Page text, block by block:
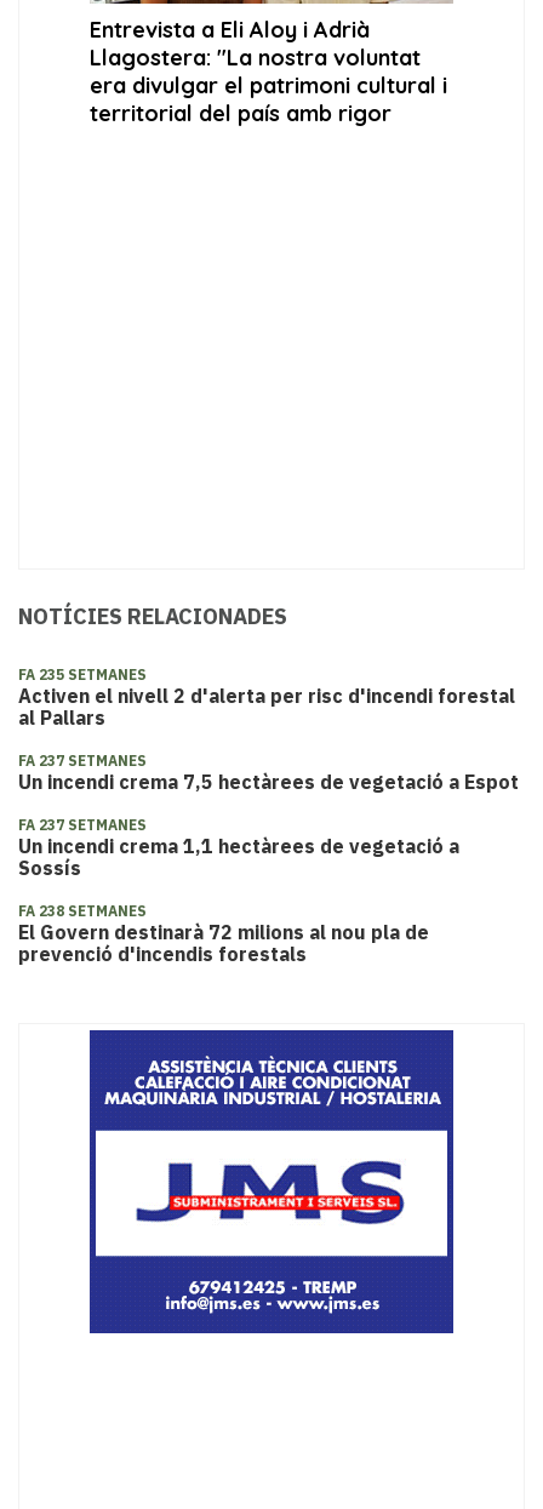
NOTÍCIES RELACIONADES
FA 235 SETMANES
Activen el nivell 2 d'alerta per risc d'incendi forestal
al Pallars
FA 237 SETMANES
Un incendi crema 7,5 hectàrees de vegetació a Espot
FA 237 SETMANES
Un incendi crema 1,1 hectàrees de vegetació a
Sossís
FA 238 SETMANES
El Govern destinarà 72 milions al nou pla de
prevenció d'incendis forestals